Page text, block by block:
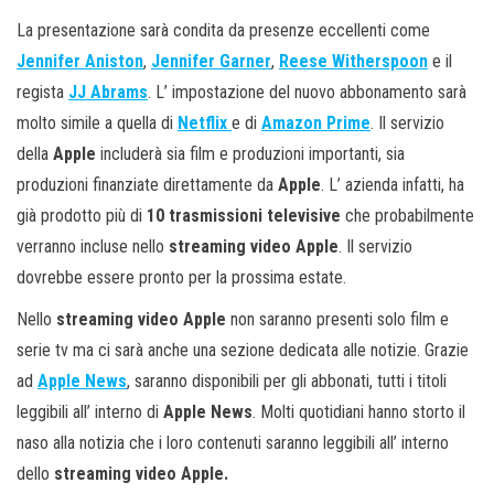
La presentazione sarà condita da presenze eccellenti come
Jennifer Aniston, Jennifer Garner, Reese Witherspoon e il
regista JJ Abrams. L’ impostazione del nuovo abbonamento sarà
molto simile a quella di Netflix e di Amazon Prime. Il servizio
della Apple includerà sia film e produzioni importanti, sia
produzioni finanziate direttamente da Apple. L’ azienda infatti, ha
già prodotto più di 10 trasmissioni televisive che probabilmente
verranno incluse nello streaming video Apple. Il servizio
dovrebbe essere pronto per la prossima estate.
Nello streaming video Apple non saranno presenti solo film e
serie tv ma ci sarà anche una sezione dedicata alle notizie. Grazie
ad Apple News, saranno disponibili per gli abbonati, tutti i titoli
leggibili all’ interno di Apple News. Molti quotidiani hanno storto il
naso alla notizia che i loro contenuti saranno leggibili all’ interno
dello streaming video Apple.